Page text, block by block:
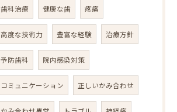
歯科治療 健康な歯 疼痛
高度な技術力 豊富な経験 治療方針
予防歯科 院内感染対策
コミュニケーション 正しいかみ合わせ